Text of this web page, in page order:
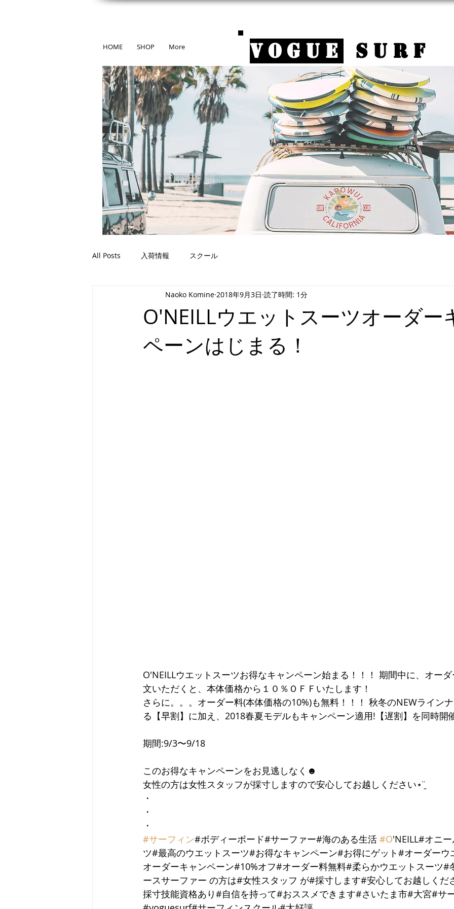
VOGUE SURF
HOME SHOP More
All Posts 入荷情報 スクール
O'NEILLウエットスーツオーダー
ペーンはじまる！
Naoko Komine 2018年9月3日 読了時間: 1分
O'NEILLウエットスーツお得なキャンペーン始まる！！！ 期間中に、オー
文いただくと、本体価格から１０％ＯＦＦいたします！
さらに。。。オーダー料(本体価格の10%)も無料！！！ 秋冬のNEWライン
る【早割】に加え、2018春夏モデルもキャンペーン適用!【遅割】を同時開
期間:9/3〜9/18
このお得なキャンペーンをお見逃しなく☻
女性の方は女性スタッフが採寸しますので安心してお越しください⋆¨̮
・
・
・
#サーフィン#ボディーボード#サーファー#海のある生活 #O'NEILL#オニ
ツ#最高のウエットスーツ#お得なキャンペーン#お得にゲット#オーダーウ
オーダーキャンペーン#10%オフ#オーダー料無料#柔らかウエットスーツ#
ースサーファー の方は#女性スタッフ が#採寸します#安心してお越しくだ
採寸技能資格あり#自信を持って#おススメできます#さいたま市#大宮#サ